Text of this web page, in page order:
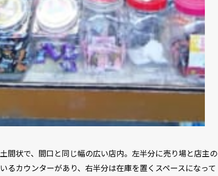
土間状で、間口と同じ幅の広い店内。左半分に売り場と店主の
いるカウンターがあり、右半分は在庫を置くスペースになって